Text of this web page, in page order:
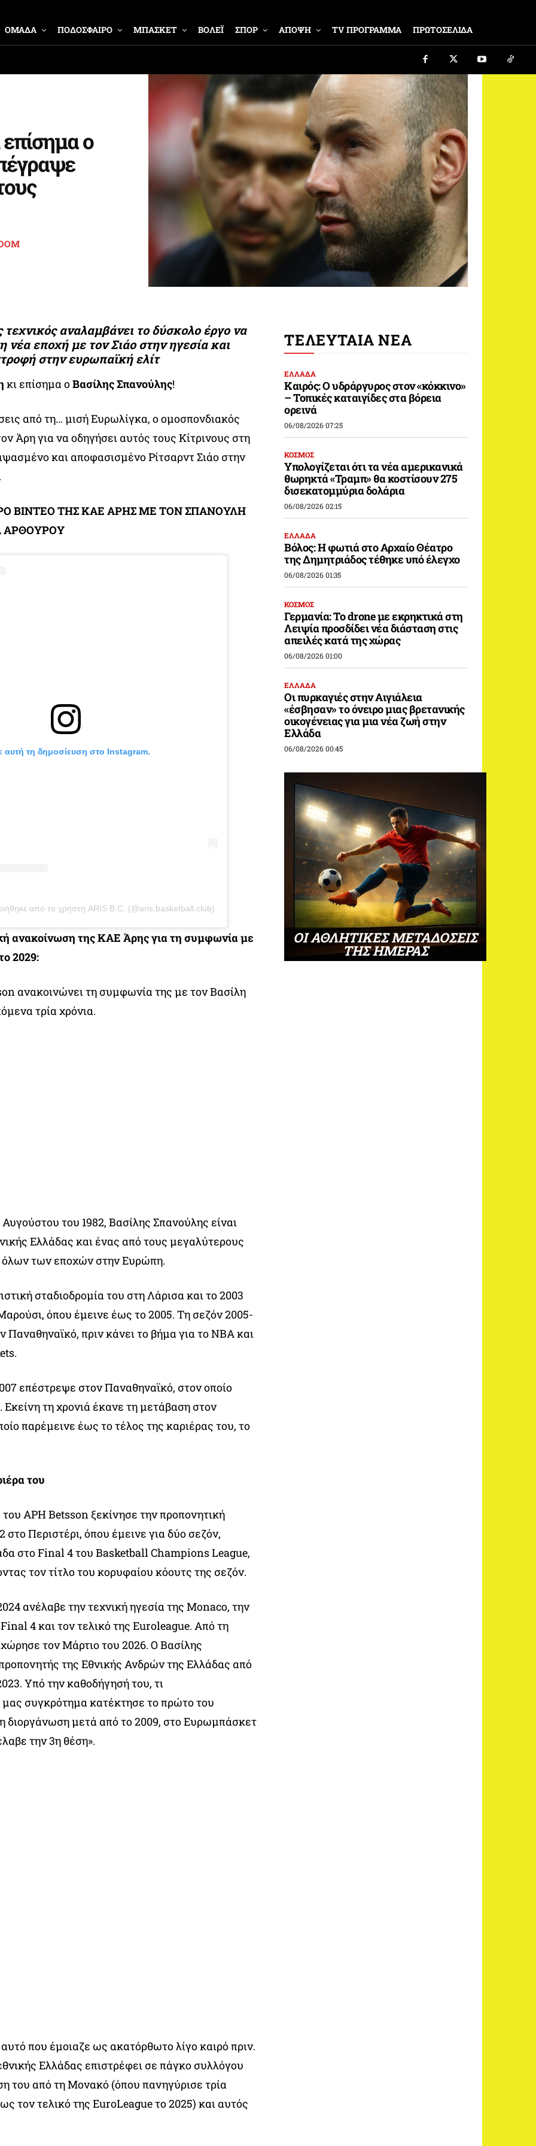
ΟΜΑΔΑ ΠΟΔΟΣΦΑΙΡΟ ΜΠΑΣΚΕΤ ΒΟΛΕΪ ΣΠΟΡ ΑΠΟΨΗ TV ΠΡΟΓΡΑΜΜΑ ΠΡΩΤΟΣΕΛΙΔΑ
ο
αναλαμβάνει το δύσκολο έργο να
νέα εποχή με τον Σιάο στην ηγεσία και
στην ευρωπαϊκή ελίτ
κι επίσημα οΒασίλης Σπανούλης!
από τη… μισή Ευρωλίγκα, ο ομοσπονδιακός
Άρη για να οδηγήσει αυτός τους Κίτρινους στη
και αποφασισμένο Ρίτσαρντ Σιάο στην
ΒΙΝΤΕΟ ΤΗΣ ΚΑΕ ΑΡΗΣ ΜΕ ΤΟΝ ΣΠΑΝΟΥΛΗ
ΑΡΘΟΥΡΟΥ
αυτή τη δημοσίευση στο Instagram.
από το χρήστη ARIS B.C. (@aris.basketball.club)
ανακοίνωση της ΚΑΕ Άρης για τη συμφωνία με
2029:
ανακοινώνει τη συμφωνία της με τον Βασίλη
τρία χρόνια.
Αυγούστου του 1982, Βασίλης Σπανούλης είναι
Ελλάδας και ένας από τους μεγαλύτερους
όλων των εποχών στην Ευρώπη.
σταδιοδρομία του στη Λάρισα και το 2003
όπου έμεινε έως το 2005. Τη σεζόν 2005-
Παναθηναϊκό, πριν κάνει το βήμα για το ΝΒΑ και
επέστρεψε στον Παναθηναϊκό, στον οποίο
Εκείνη τη χρονιά έκανε τη μετάβαση στον
παρέμεινε έως το τέλος της καριέρας του, το
του
ΑΡΗ Betsson ξεκίνησε την προπονητική
στο Περιστέρι, όπου έμεινε για δύο σεζόν,
στο Final 4 του Basketball Champions League,
τον τίτλο του κορυφαίου κόουτς της σεζόν.
ανέλαβε την τεχνική ηγεσία της Monaco, την
4 και τον τελικό της Euroleague. Από τη
τον Μάρτιο του 2026. Ο Βασίλης
της Εθνικής Ανδρών της Ελλάδας από
Υπό την καθοδήγησή του, τι
συγκρότημα κατέκτησε το πρώτο του
διοργάνωση μετά από το 2009, στο Ευρωμπάσκετ
την 3η θέση».
αυτό που έμοιαζε ως ακατόρθωτο λίγο καιρό πριν.
Ελλάδας επιστρέφει σε πάγκο συλλόγου
του από τη Μονακό (όπου πανηγύρισε τρία
τον τελικό της EuroLeague το 2025) και αυτός
ΤΕΛΕΥΤΑΙΑ ΝΕΑ
ΕΛΛΑΔΑ
Καιρός: Ο υδράργυρος στον «κόκκινο»
– Τοπικές καταιγίδες στα βόρεια
ορεινά
06/08/2026 07:25
ΚΟΣΜΟΣ
Υπολογίζεται ότι τα νέα αμερικανικά
θωρηκτά «Τραμπ» θα κοστίσουν 275
δισεκατομμύρια δολάρια
06/08/2026 02:15
ΕΛΛΑΔΑ
Βόλος: Η φωτιά στο Αρχαίο Θέατρο
της Δημητριάδος τέθηκε υπό έλεγχο
06/08/2026 01:35
ΚΟΣΜΟΣ
Γερμανία: Το drone με εκρηκτικά στη
Λειψία προσδίδει νέα διάσταση στις
απειλές κατά της χώρας
06/08/2026 01:00
ΕΛΛΑΔΑ
Οι πυρκαγιές στην Αιγιάλεια
«έσβησαν» το όνειρο μιας βρετανικής
οικογένειας για μια νέα ζωή στην
Ελλάδα
06/08/2026 00:45
ΟΙ ΑΘΛΗΤΙΚΕΣ ΜΕΤΑΔΟΣΕΙΣ
ΤΗΣ ΗΜΕΡΑΣ